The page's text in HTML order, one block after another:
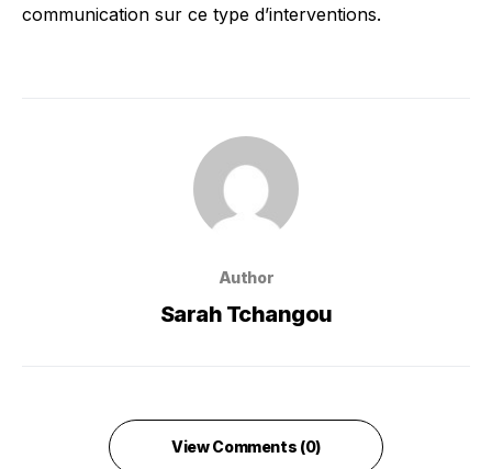
communication sur ce type d’interventions.
Author
Sarah Tchangou
View Comments (0)